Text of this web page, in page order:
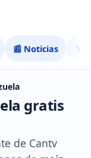
📰 Noticias 🏅
gratis
de Cantv